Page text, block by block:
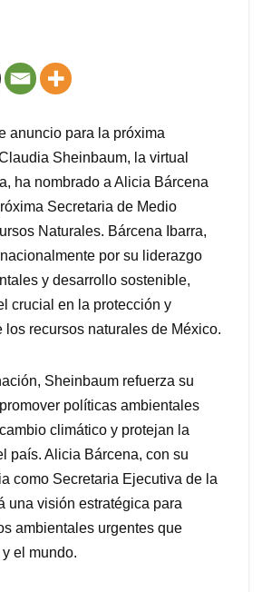
anuncio para la próxima
Sheinbaum, la virtual
ha nombrado a Alicia Bárcena
Secretaria de Medio
Naturales. Bárcena Ibarra,
por su liderazgo
y desarrollo sostenible,
crucial en la protección y
los recursos naturales de México.
Sheinbaum refuerza su
políticas ambientales
climático y protejan la
país. Alicia Bárcena, con su
como Secretaria Ejecutiva de la
una visión estratégica para
ambientales urgentes que
el mundo.